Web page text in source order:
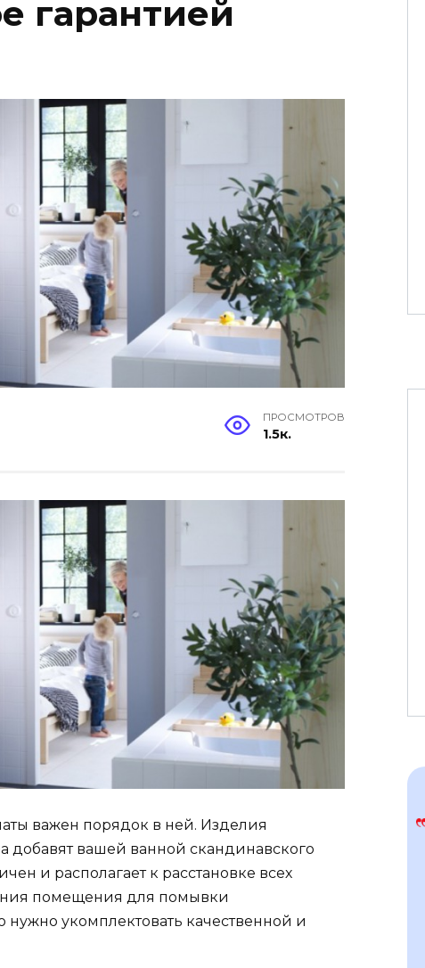
гарантией
ПРОСМОТРОВ
1.5к.
важен порядок в ней. Изделия
вашей ванной скандинавского
и располагает к расстановке всех
помещения для помывки
укомплектовать качественной и